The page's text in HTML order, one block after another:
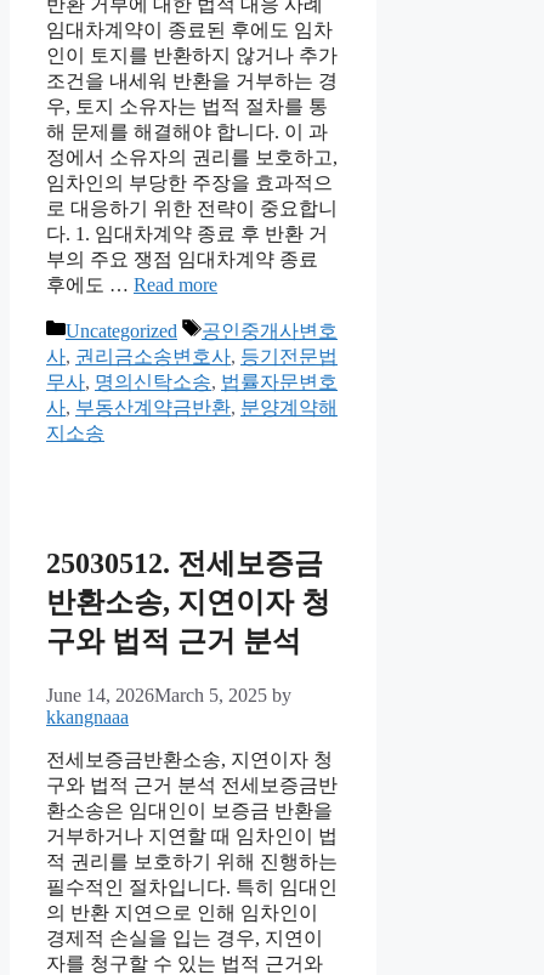
임대차계약이 종료된 후에도 임차
인이 토지를 반환하지 않거나 추가
조건을 내세워 반환을 거부하는 경
우, 토지 소유자는 법적 절차를 통
해 문제를 해결해야 합니다. 이 과
정에서 소유자의 권리를 보호하고,
임차인의 부당한 주장을 효과적으
로 대응하기 위한 전략이 중요합니
다. 1. 임대차계약 종료 후 반환 거
부의 주요 쟁점 임대차계약 종료
후에도 … Read more
Categories
Uncategorized Tags
공인중개사변호
사, 권리금소송변호사, 등기전문법
무사, 명의신탁소송, 법률자문변호
사, 부동산계약금반환, 분양계약해
지소송
25030512. 전세보증금
반환소송, 지연이자 청
구와 법적 근거 분석
June 14, 2026March 5, 2025 by
kkangnaaa
전세보증금반환소송, 지연이자 청
구와 법적 근거 분석 전세보증금반
환소송은 임대인이 보증금 반환을
거부하거나 지연할 때 임차인이 법
적 권리를 보호하기 위해 진행하는
필수적인 절차입니다. 특히 임대인
의 반환 지연으로 인해 임차인이
경제적 손실을 입는 경우, 지연이
자를 청구할 수 있는 법적 근거와